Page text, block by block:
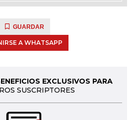
GUARDAR
A WHATSAPP
EXCLUSIVOS PARA
SUSCRIPTORES